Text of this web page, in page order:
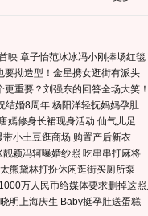
映 章子怡范冰冰冯小刚捧场红毯
要拗造型！金星携女逛街有派头
更重要？刘强东的回答全场大笑！
结婚8周年 杨阳洋轻抚妈妈孕肚
嫣修身长裙现身活动 仙气儿足
带小土豆逛商场 购置产后新衣
靓颖冯轲曝婚纱照 吃串串打麻将
熊黛林打扮休闲逛街买厕所泵
万人民币给媒体要求删掉这照
明上海庆生 Baby挺孕肚送蛋糕